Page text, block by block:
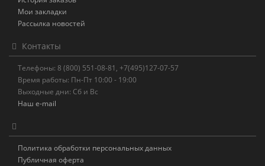
Мои закладки
Рассылка новостей
Контакты
Телефоны: 8 (800) 551-08-81, +7(495)127-07-57
Время работы: Пн-Пт 10:00 - 19:00
Выходные дни: Сб и Вс
Наш e-mail
Политика обработки персональных данных
Публичная оферта